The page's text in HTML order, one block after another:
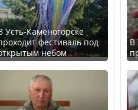
зарплата,
экология — о
говорят с
партий
Усть-Каменогорске
фестиваль под
небом
В